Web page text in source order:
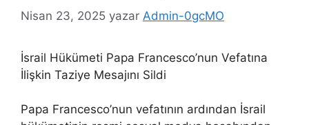
Nisan 23, 2025 yazar Admin-0gcMO
İsrail Hükümeti Papa Francesco’nun Vefatına
İlişkin Taziye Mesajını Sildi
Papa Francesco’nun vefatının ardından İsrail